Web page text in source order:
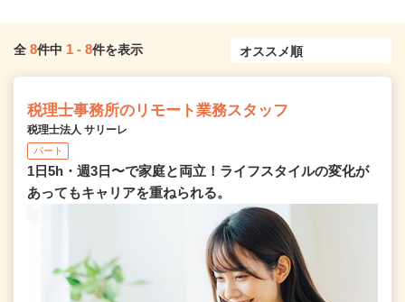
全 8件中 1 - 8件を表示
税理士事務所のリモート業務スタッフ
税理士法人 サリーレ
パート
1日5h・週3日〜で家庭と両立！ライフスタイルの変化が
あってもキャリアを重ねられる。